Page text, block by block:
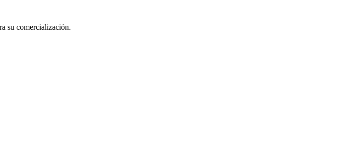
su comercialización.